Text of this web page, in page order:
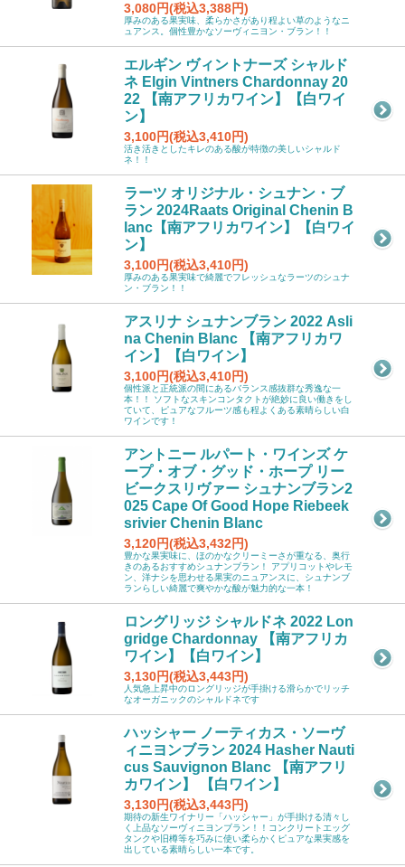
3,080円(税込3,388円)
厚みのある果実味、柔らかさがあり程よい草のようなニ
ュアンス。個性豊かなソーヴィニヨン・ブラン！！
エルギン ヴィントナーズ シャルド
ネ Elgin Vintners Chardonnay 20
22 【南アフリカワイン】【白ワイ
ン】
3,100円(税込3,410円)
活き活きとしたキレのある酸が特徴の美しいシャルド
ネ！！
ラーツ オリジナル・シュナン・ブ
ラン 2024Raats Original Chenin B
lanc【南アフリカワイン】【白ワイ
ン】
3,100円(税込3,410円)
厚みのある果実味で綺麗でフレッシュなラーツのシュナ
ン・ブラン！！
アスリナ シュナンブラン 2022 Asli
na Chenin Blanc 【南アフリカワ
イン】【白ワイン】
3,100円(税込3,410円)
個性派と正統派の間にあるバランス感抜群な秀逸な一
本！！ ソフトなスキンコンタクトが絶妙に良い働きをし
ていて、ピュアなフルーツ感も程よくある素晴らしい白
ワインです！
アントニー ルパート・ワインズ ケ
ープ・オブ・グッド・ホープ リー
ビークスリヴァー シュナンブラン2
025 Cape Of Good Hope Riebeek
srivier Chenin Blanc
3,120円(税込3,432円)
豊かな果実味に、ほのかなクリーミーさが重なる、奥行
きのあるおすすめシュナンブラン！ アプリコットやレモ
ン、洋ナシを思わせる果実のニュアンスに、シュナンブ
ランらしい綺麗で爽やかな酸が魅力的な一本！
ロングリッジ シャルドネ 2022 Lon
gridge Chardonnay 【南アフリカ
ワイン】【白ワイン】
3,130円(税込3,443円)
人気急上昇中のロングリッジが手掛ける滑らかでリッチ
なオーガニックのシャルドネです
ハッシャー ノーティカス・ソーヴ
ィニヨンブラン 2024 Hasher Nauti
cus Sauvignon Blanc 【南アフリ
カワイン】 【白ワイン】
3,130円(税込3,443円)
期待の新生ワイナリー「ハッシャー」が手掛ける清々し
く上品なソーヴィニヨンブラン！！コンクリートエッグ
タンクや旧樽等を巧みに使い柔らかくピュアな果実感を
出している素晴らしい一本です。